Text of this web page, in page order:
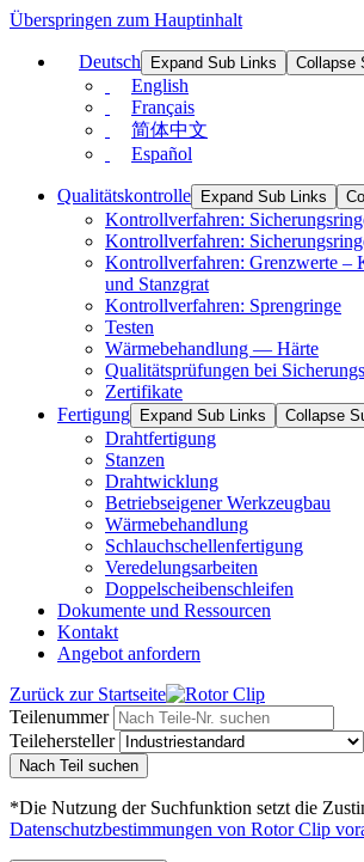
Überspringen zum Hauptinhalt
Deutsch Expand Sub Links Collapse
English
Français
简体中文
Español
Qualitätskontrolle Expand Sub Links
Kontrollverfahren:
Kontrollverfahren:
Kontrollverfahren: Grenzwerte –
und Stanzgrat
Kontrollverfahren: Sprengringe
Testen
Wärmebehandlung — Härte
Qualitätsprüfungen bei
Zertifikate
Fertigung
Expand Sub Links Collapse
Drahtfertigung
Stanzen
Drahtwicklung
Betriebseigener Werkzeugbau
Wärmebehandlung
Schlauchschellenfertigung
Veredelungsarbeiten
Doppelscheibenschleifen
Dokumente und Ressourcen
Kontakt
Angebot anfordern
Zurück zur Startseite
Teilenummer
Teilehersteller
Nach Teil suchen
*Die Nutzung der Suchfunktion setzt die
Datenschutzbestimmungen von Rotor Clip